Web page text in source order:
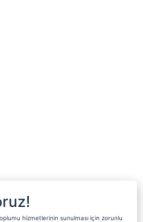
hizmetlerinin sunulması için zorunlu